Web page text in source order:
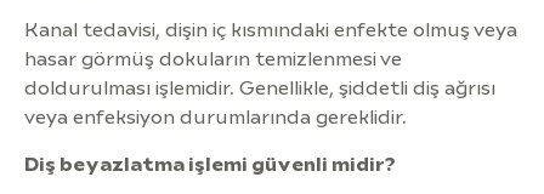
Kanal tedavisi, dişin iç kısmındaki enfekte olmuş veya
hasar görmüş dokuların temizlenmesi ve
doldurulması işlemidir. Genellikle, şiddetli diş ağrısı
veya enfeksiyon durumlarında gereklidir.
Diş beyazlatma işlemi güvenli midir?